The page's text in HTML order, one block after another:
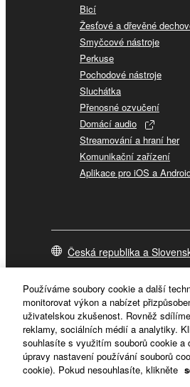
Bicí
Žesťové a dřevěné
Smyčcové nástroje
Perkuse
Pochodové nástroje
Sluchátka
Přenosné ozvučení
Domácí audio
Streamování a hraní her
Komunikační zařízení
Aplikace pro iOS a
Česká republika a
Používáme soubory cookie a další
monitorovat výkon a nabízet
uživatelskou zkušenost. Rovněž
reklamy, sociálních médií a analytiky.
souhlasíte s využitím souborů cookie
úpravy nastavení používání souborů
cookie). Pokud nesouhlasíte, klikněte